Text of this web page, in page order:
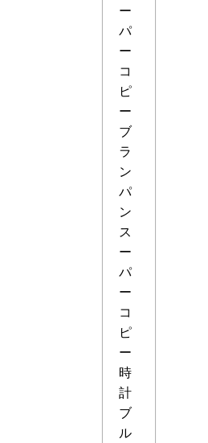
ー
パ
ー
コ
ピ
ー
ブ
ラ
ン
パ
ン
ス
ー
パ
ー
コ
ピ
ー
時
計
ブ
ル